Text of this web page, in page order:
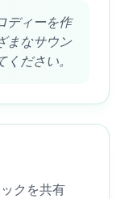
ディーを作
まなサウン
ださい。
クを共有